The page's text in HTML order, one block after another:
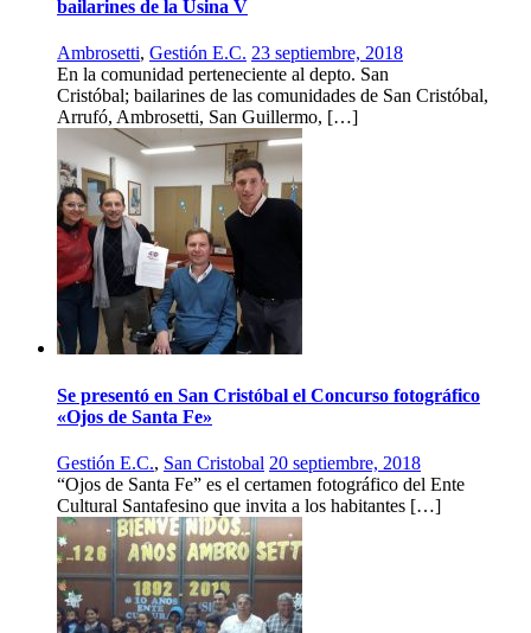
bailarines de la Usina V
Ambrosetti, Gestión E.C. 23 septiembre, 2018
En la comunidad perteneciente al depto. San
Cristóbal; bailarines de las comunidades de San Cristóbal,
Arrufó, Ambrosetti, San Guillermo, […]
Se presentó en San Cristóbal el Concurso fotográfico
«Ojos de Santa Fe»
Gestión E.C., San Cristobal 20 septiembre, 2018
“Ojos de Santa Fe” es el certamen fotográfico del Ente
Cultural Santafesino que invita a los habitantes […]